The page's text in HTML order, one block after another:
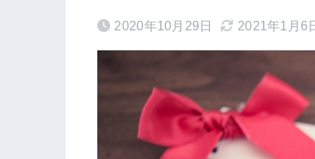
2020年10月29日 2021年1月6